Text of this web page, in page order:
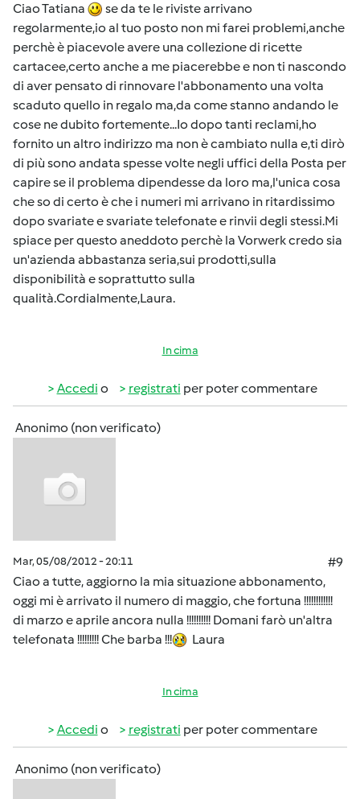
Ciao Tatiana
se da te le riviste arrivano
regolarmente,io al tuo posto non mi farei problemi,anche
perchè è piacevole avere una collezione di ricette
cartacee,certo anche a me piacerebbe e non ti nascondo
di aver pensato di rinnovare l'abbonamento una volta
scaduto quello in regalo ma,da come stanno andando le
cose ne dubito fortemente...Io dopo tanti reclami,ho
fornito un altro indirizzo ma non è cambiato nulla e,ti dirò
di più sono andata spesse volte negli uffici della Posta per
capire se il problema dipendesse da loro ma,l'unica cosa
che so di certo è che i numeri mi arrivano in ritardissimo
dopo svariate e svariate telefonate e rinvii degli stessi.Mi
spiace per questo aneddoto perchè la Vorwerk credo sia
un'azienda abbastanza seria,sui prodotti,sulla
disponibilità e soprattutto sulla
qualità.Cordialmente,Laura.
In cima
Accedi o registrati per poter commentare
Anonimo (non verificato)
Mar, 05/08/2012 - 20:11
#9
Ciao a tutte, aggiorno la mia situazione abbonamento,
oggi mi è arrivato il numero di maggio, che fortuna !!!!!!!!!!!!
di marzo e aprile ancora nulla !!!!!!!!!! Domani farò un'altra
telefonata !!!!!!!!! Che barba !!!
Laura
In cima
Accedi o registrati per poter commentare
Anonimo (non verificato)